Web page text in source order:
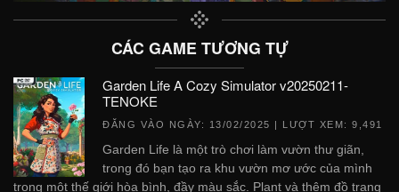
CÁC GAME TƯƠNG TỰ
Garden Life A Cozy Simulator v20250211-
TENOKE
ĐĂNG VÀO NGÀY: 13/02/2025 | LƯỢT XEM: 9,491
Garden Life là một trò chơi làm vườn thư giãn,
trong đó bạn tạo ra khu vườn mơ ước của mình
trong một thế giới hòa bình, đầy màu sắc. Plant và thêm đồ trang